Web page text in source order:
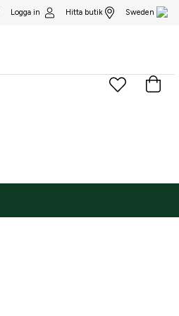
Logga in Hitta butik Sweden